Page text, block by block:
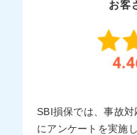
お客
SBI損保では、事故
にアンケートを実施